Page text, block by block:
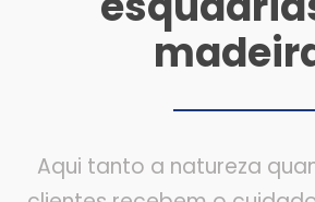
Aqui tanto a natureza